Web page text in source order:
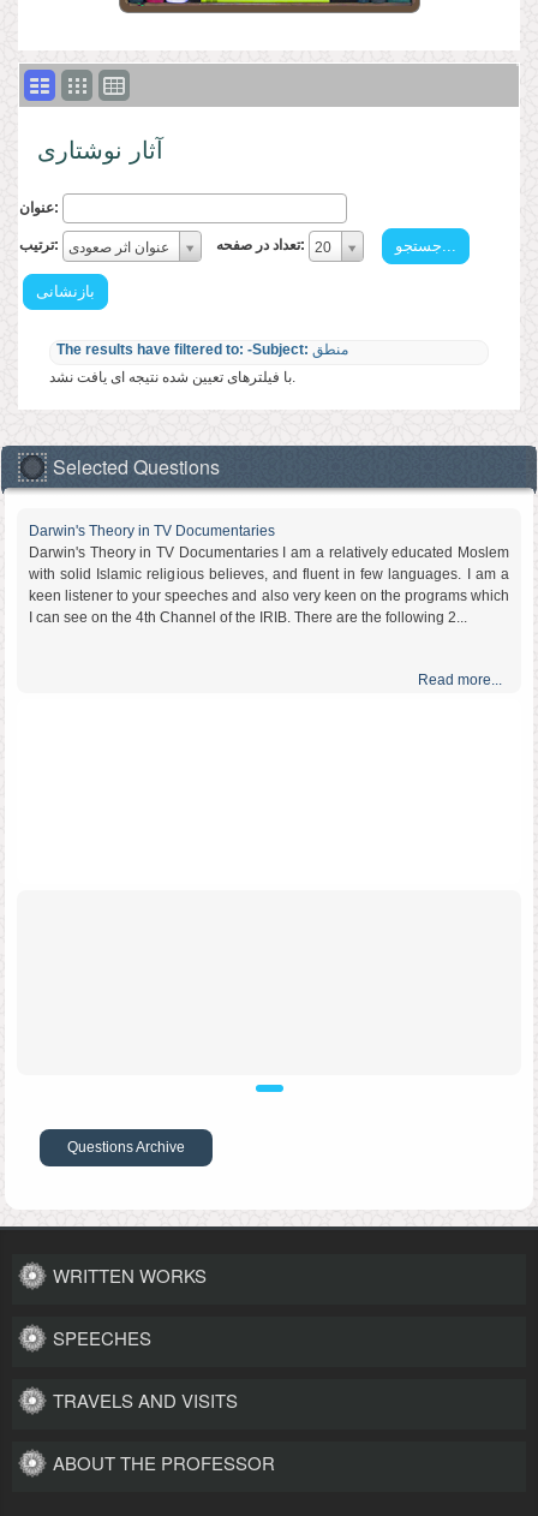
آثار نوشتاری
عنوان:
ترتیب: عنوان اثر صعودی
ترتیب:
تعداد در صفحه: 20
تعداد
در
The results have filtered to: -Subject: منطق
با فیلترهای تعیین شده نتیجه ای یافت نشد.
Selected Questions
Darwin's Theory in TV Documentaries
Darwin's Theory in TV Documentaries I am a relatively educated Moslem
with solid Islamic religious believes, and fluent in few languages. I am a
keen listener to your speeches and also very keen on the programs which
I can see on the 4th Channel of the IRIB. There are the following 2...
Read more...
Questions Archive
WRITTEN WORKS
SPEECHES
TRAVELS AND VISITS
ABOUT THE PROFESSOR